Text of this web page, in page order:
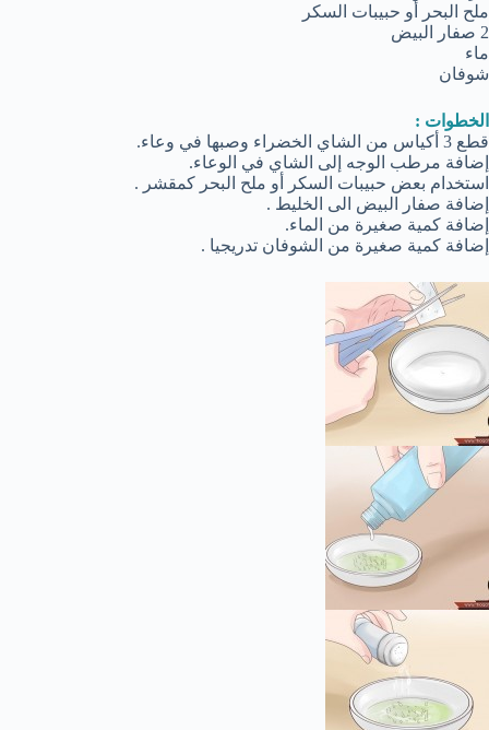
ملح البحر أو حبيبات السكر
2 صفار البيض
ماء
شوفان
الخطوات :
قطع 3 أكياس من الشاي الخضراء وصبها في وعاء.
إضافة مرطب الوجه إلى الشاي في الوعاء.
استخدام بعض حبيبات السكر أو ملح البحر كمقشر .
إضافة صفار البيض الى الخليط .
إضافة كمية صغيرة من الماء.
إضافة كمية صغيرة من الشوفان تدريجيا .